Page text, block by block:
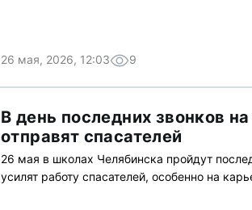
26 мая, 2026, 12:03 9
В день последних звонков
отправят спасателей
26 мая в школах Челябинска пройдут
усилят работу спасателей, особенно на